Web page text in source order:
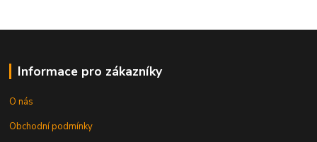
Informace pro zákazníky
O nás
Obchodní podmínky